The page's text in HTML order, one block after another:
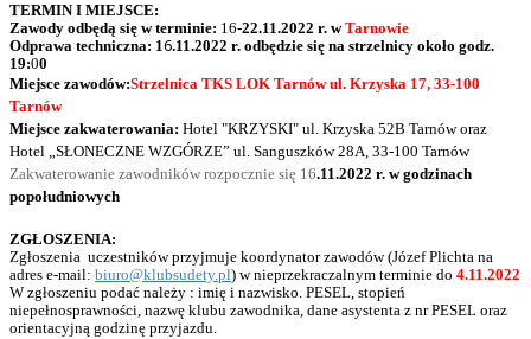
TERMIN I MIEJSCE:
Zawody odbędą się w terminie: 16-22.11.2022 r. wTarnowie
Odprawa techniczna: 16.11.2022 r. odbędzie się na strzelnicy około godz.
19:00
Miejsce zawodów:Strzelnica TKS LOK Tarnów ul. Krzyska 17, 33-100
Tarnów
Miejsce zakwaterowania: Hotel "KRZYSKI" ul. Krzyska 52B Tarnów oraz
Hotel „SŁONECZNE WZGÓRZE” ul. Sanguszków 28A, 33-100 Tarnów
Zakwaterowanie zawodników rozpocznie się 16.11.2022 r. w godzinach
popołudniowych
ZGŁOSZENIA:
Zgłoszenia uczestników przyjmuje koordynator zawodów (Józef Plichta na
adres e-mail: biuro@klubsudety.pl) w nieprzekraczalnym terminie do 4.11.2022
W zgłoszeniu podać należy : imię i nazwisko. PESEL, stopień
niepełnosprawności, nazwę klubu zawodnika, dane asystenta z nr PESEL oraz
orientacyjną godzinę przyjazdu.